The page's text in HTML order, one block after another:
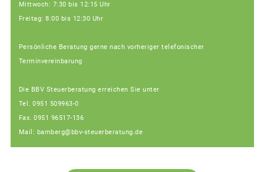
Mittwoch: 7:30 bis 12:15 Uhr
Freitag: 8:00 bis 12:30 Uhr
Persönliche Beratung gerne nach vorheriger telefonischer
Terminvereinbarung
Die BBV Steuerberatung erreichen Sie unter
Tel. 0951 509963-0
Fax. 0951 96517-136
Mail: bamberg@bbv-steuerberatung.de